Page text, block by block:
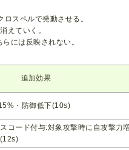
スペルで発動させる。
えていく。
には反映されない。
追加効果
・防御低下(10s)
コード付与:対象攻撃時に自攻撃力